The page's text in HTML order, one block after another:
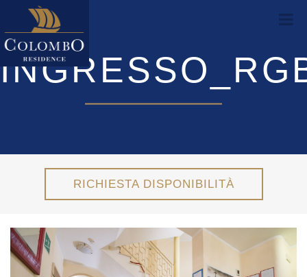
RICHIESTA DISPONIBILITÀ